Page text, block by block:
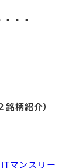
・・
柄紹介）
マンスリー